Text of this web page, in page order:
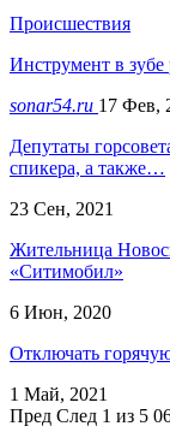
Происшествия
Инструмент в зубе
sonar54.ru 17 Фев,
Депутаты
спикера, а также…
23 Сен, 2021
Жительница
«Ситимобил»
6 Июн, 2020
Отключать
1 Май, 2021
Пред След 1 из 5